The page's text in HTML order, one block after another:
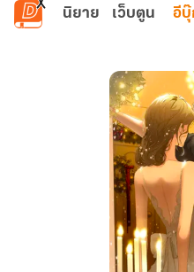
ข้ามไปยังเนื้อหาหลัก
นิยาย เว็บตูน อีบุ๊